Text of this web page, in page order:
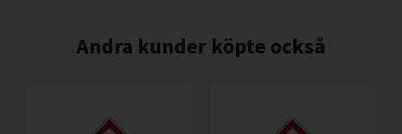
Andra kunder köpte också